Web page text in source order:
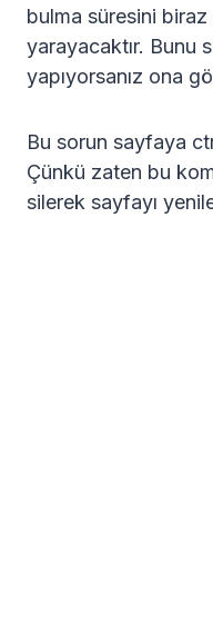
bulma süresini biraz
yarayacaktır. Bunu
yapıyorsanız ona
Bu sorun sayfaya
Çünkü zaten bu
silerek sayfayı